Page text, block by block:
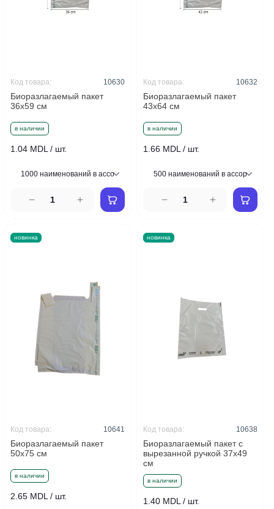
в наличии
Биоразлагаемый пакет
36x59 см
Код товара: 10630
1.04 MDL / шт.
в наличии
Биоразлагаемый пакет
43x64 см
Код товара: 10632
1.66 MDL / шт.
новинка
в наличии
Биоразлагаемый пакет
50x75 см
Код товара: 10641
2.65 MDL / шт.
новинка
в наличии
Биоразлагаемый пакет с
вырезанной ручкой 37x49
см
Код товара: 10638
1.40 MDL / шт.